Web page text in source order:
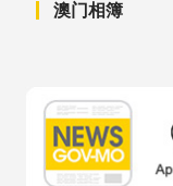
澳门相簿